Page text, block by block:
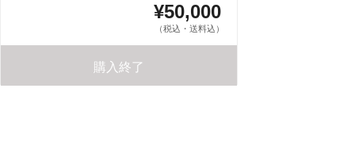
¥50,000
（税込・送料込）
購入終了